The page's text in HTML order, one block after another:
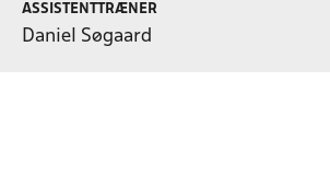
ASSISTENTTRÆNER
Daniel Søgaard